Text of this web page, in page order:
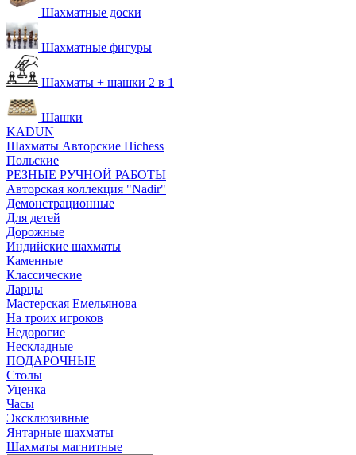
Шахматные доски
Шахматные фигуры
Шахматы + шашки 2 в 1
Шашки
KADUN
Шахматы Авторские Hichess
Польские
РЕЗНЫЕ РУЧНОЙ РАБОТЫ
Авторская коллекция "Nadir"
Демонстрационные
Для детей
Дорожные
Индийские шахматы
Каменные
Классические
Ларцы
Мастерская Емельянова
На троих игроков
Недорогие
Нескладные
ПОДАРОЧНЫЕ
Столы
Уценка
Часы
Эксклюзивные
Янтарные шахматы
Шахматы магнитные